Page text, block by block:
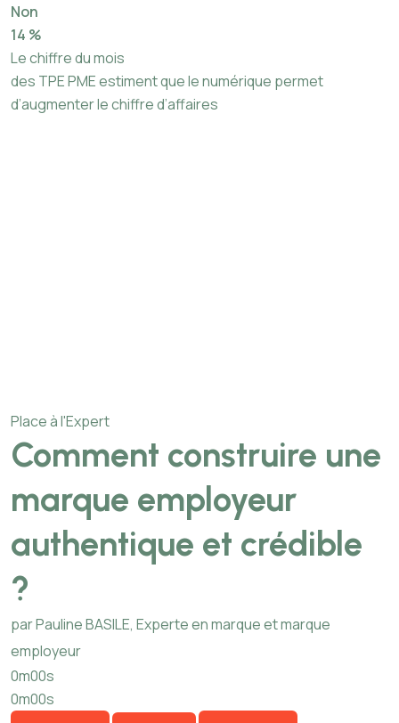
Non
14 %
Le chiffre du mois
des TPE PME estiment que le numérique permet
d’augmenter le chiffre d’affaires
Place à l'Expert
Comment construire une
marque employeur
authentique et crédible
?
par Pauline BASILE, Experte en marque et marque
employeur
0m00s
0m00s